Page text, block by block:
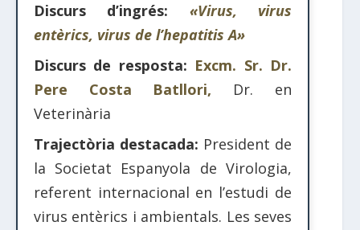
Discurs d’ingrés: «Virus, virus
entèrics, virus de l’hepatitis A»
Discurs de resposta: Excm. Sr. Dr.
Pere Costa Batllori, Dr. en
Veterinària
Trajectòria destacada: President de
la Societat Espanyola de Virologia,
referent internacional en l’estudi de
virus entèrics i ambientals. Les seves